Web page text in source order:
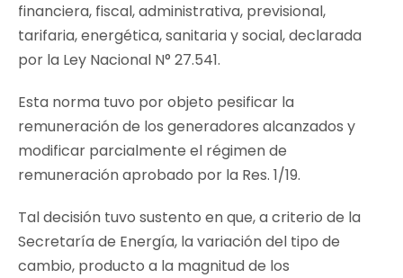
financiera, fiscal, administrativa, previsional,
tarifaria, energética, sanitaria y social, declarada
por la Ley Nacional N° 27.541.
Esta norma tuvo por objeto pesificar la
remuneración de los generadores alcanzados y
modificar parcialmente el régimen de
remuneración aprobado por la Res. 1/19.
Tal decisión tuvo sustento en que, a criterio de la
Secretaría de Energía, la variación del tipo de
cambio, producto a la magnitud de los